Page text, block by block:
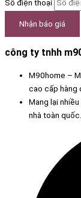
Số điện thoại
Nhận báo giá
công ty tnhh
M90home –
cao cấp hàng
Mang lại
nhà toàn quốc.